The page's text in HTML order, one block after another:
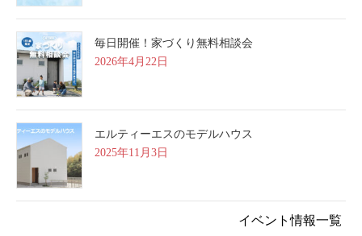
毎日開催！家づくり無料相談会
2026年4月22日
エルティーエスのモデルハウス
2025年11月3日
イベント情報一覧